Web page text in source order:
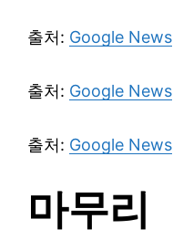
출처: Google News
출처: Google News
출처: Google News
마무리